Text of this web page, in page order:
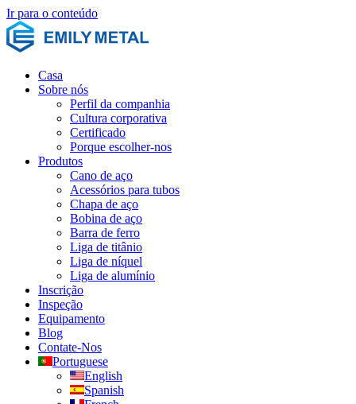
Ir para o conteúdo
Casa
Sobre nós
Perfil da companhia
Cultura corporativa
Certificado
Porque escolher-nos
Produtos
Cano de aço
Acessórios para tubos
Chapa de aço
Bobina de aço
Barra de ferro
Liga de titânio
Liga de níquel
Liga de alumínio
Inscrição
Inspeção
Equipamento
Blog
Contate-Nos
Portuguese
English
Spanish